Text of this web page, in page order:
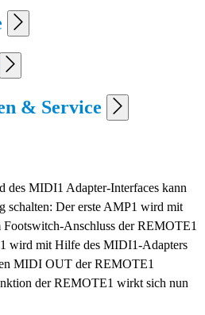
& Service
MIDI1 Adapter-Interfaces kann
schalten: Der erste AMP1 wird mit
Anschluss der REMOTE1
wird mit Hilfe des MIDI1-Adapters
MIDI OUT der REMOTE1
der REMOTE1 wirkt sich nun